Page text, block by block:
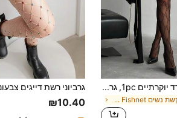
גרבי רשת אקארד יוקרתיים 1pc, גרביונים שחורים סקסיים בעיצוב אותיות, גרביונים חלולים בגזרה צמודה
ב קשת נשים Fishnet גרביונים ₪10.40